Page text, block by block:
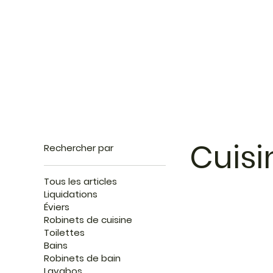
Rechercher par
Tous les articles
Liquidations
Éviers
Robinets de cuisine
Toilettes
Bains
Robinets de bain